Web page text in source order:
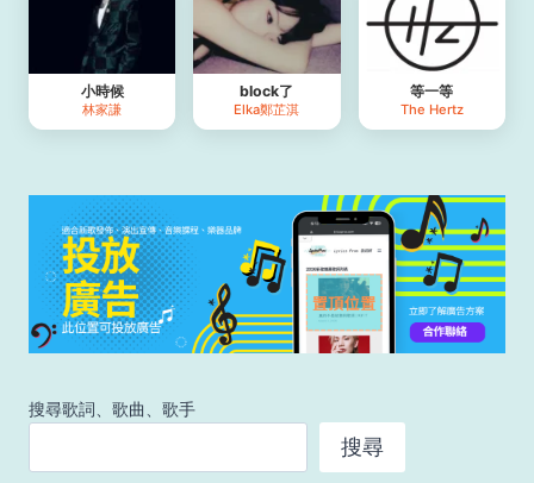
小時候
林家謙
block了
Elka鄭芷淇
等一等
The Hertz
搜尋歌詞、歌曲、歌手
搜尋